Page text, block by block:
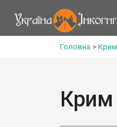
Головна > Крим
Крим